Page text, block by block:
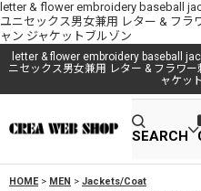
letter & flower embroidery baseball
ユニセックス男女兼用 レター & フラ
ャン ジャケットブルゾン
letter & flower embroidery baseball
ニセックス男女兼用 レター & フラワ
ャケッ
SEARCH
HOME > MEN > Jackets/Coat